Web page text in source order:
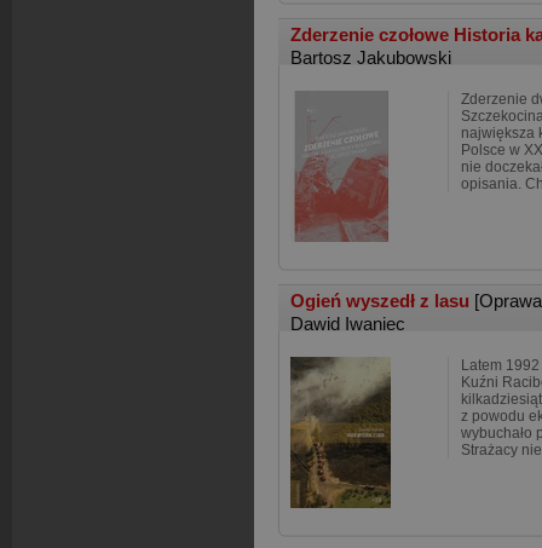
Zderzenie czołowe Historia
Bartosz Jakubowski
Zderzenie
największa
Polsce w
nie
opisania.
Ogień wyszedł z lasu
Dawid Iwaniec
Latem
Kuźni
z powodu
wybuchało
Strażacy